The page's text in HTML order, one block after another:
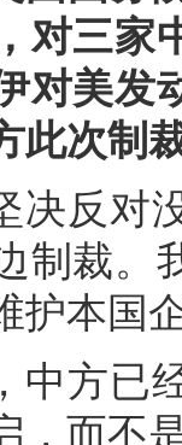
对三家
对美发
此次制
决反对
制裁。
护本国
中方已
，而不